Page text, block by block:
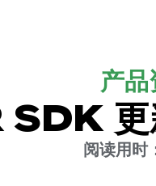
产品
更
阅读用时